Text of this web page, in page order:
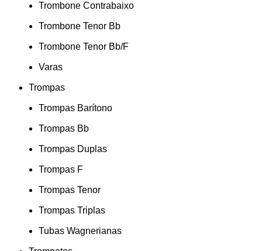
Trombone Contrabaixo
Trombone Tenor Bb
Trombone Tenor Bb/F
Varas
Trompas
Trompas Barítono
Trompas Bb
Trompas Duplas
Trompas F
Trompas Tenor
Trompas Triplas
Tubas Wagnerianas